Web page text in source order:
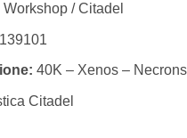
/ Citadel
40K – Xenos – Necrons
Citadel